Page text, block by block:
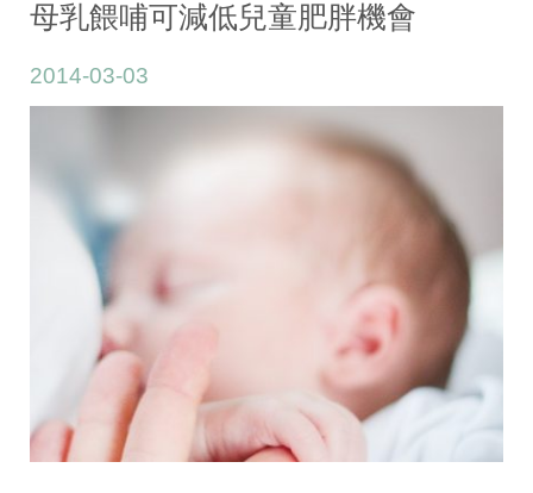
母乳餵哺可減低兒童肥胖機會
2014-03-03